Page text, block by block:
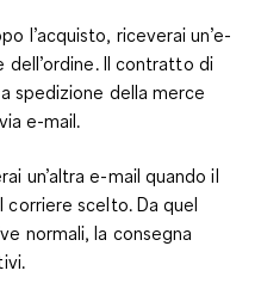
l’acquisto, riceverai un’e-
Il contratto di
spedizione della merce
e-mail.
un’altra e-mail quando il
scelto. Da quel
normali, la consegna